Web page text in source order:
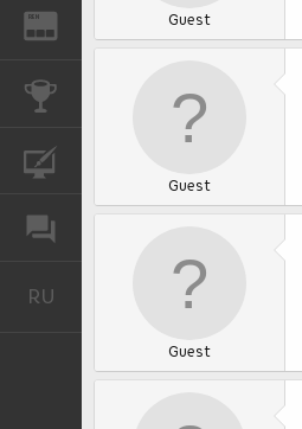
REN
КОНКУРСЫ
RU
Guest
Guest
Guest